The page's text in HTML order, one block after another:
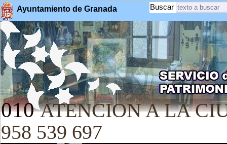
Ayuntamiento de Granada Buscar
010 ATENCION A LA
958 539 697